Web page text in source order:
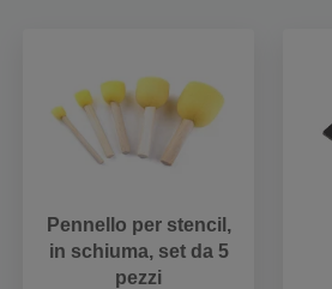
Pennello per stencil,
in schiuma, set da 5
pezzi